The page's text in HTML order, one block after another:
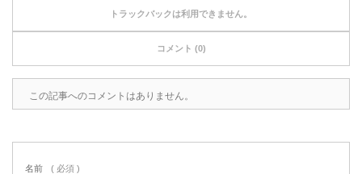
トラックバックは利用できません。
コメント (0)
この記事へのコメントはありません。
名前 ( 必須 )